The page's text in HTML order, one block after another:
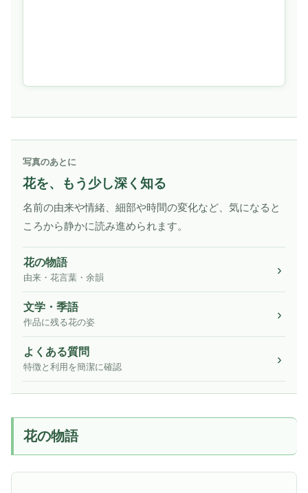
写真のあとに
花を、もう少し深く知る
名前の由来や情緒、細部や時間の変化など、気になると
ころから静かに読み進められます。
花の物語
由来・花言葉・余韻
文学・季語
作品に残る花の姿
よくある質問
特徴と利用を簡潔に確認
花の物語